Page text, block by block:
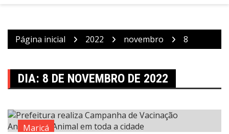
Página inicial 2022 novembro 8
DIA: 8 DE NOVEMBRO DE 2022
Maricá